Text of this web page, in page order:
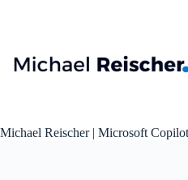
Michael Reischer | Microsoft